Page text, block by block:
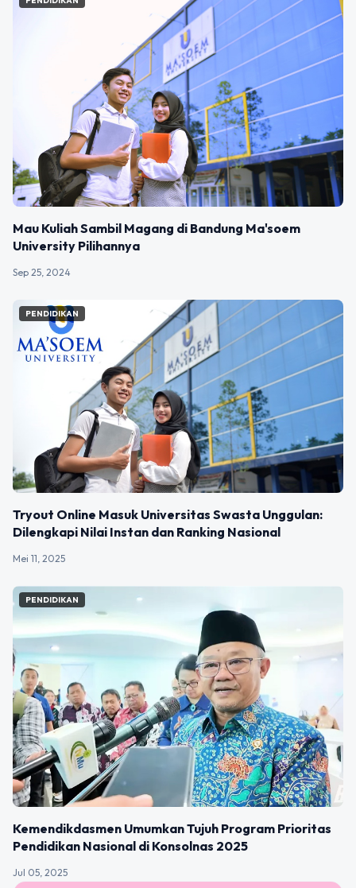
Mau Kuliah Sambil Magang di Bandung Ma'soem
University Pilihannya
Sep 25, 2024
PENDIDIKAN
Tryout Online Masuk Universitas Swasta Unggulan:
Dilengkapi Nilai Instan dan Ranking Nasional
Mei 11, 2025
PENDIDIKAN
Kemendikdasmen Umumkan Tujuh Program Prioritas
Pendidikan Nasional di Konsolnas 2025
Jul 05, 2025